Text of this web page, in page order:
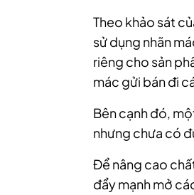
Theo khảo sát
sử dụng nhãn
riêng cho sản
mác gửi bán đi
Bên cạnh đó,
nhưng chưa có
Để nâng cao
đẩy mạnh mở